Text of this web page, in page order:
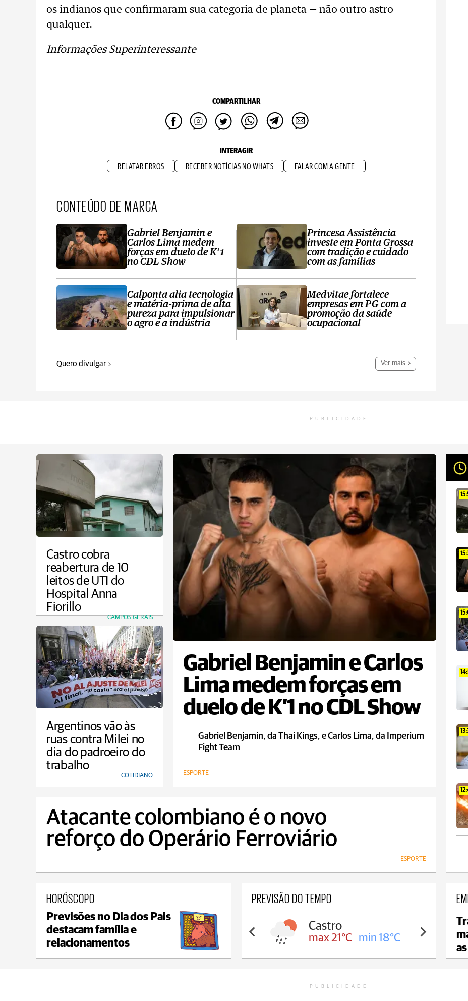
os indianos que confirmaram sua categoria de planeta — não outro astro
qualquer.
Informações Superinteressante
COMPARTILHAR
INTERAGIR
RELATAR ERROS RECEBER NOTÍCIAS NO WHATS FALAR COM A GENTE
CONTEÚDO DE MARCA
Gabriel Benjamin e
Carlos Lima medem
forças em duelo de K’1
no CDL Show
Calponta alia tecnologia
e matéria-prima de alta
pureza para impulsionar
o agro e a indústria
Princesa Assistência
investe em Ponta Grossa
com tradição e cuidado
com as famílias
Medvitae fortalece
empresas em PG com a
promoção da saúde
ocupacional
Quero divulgar Ver mais
PUBLICIDADE
Castro cobra
reabertura de 10
leitos de UTI do
Hospital Anna
Fiorillo
CAMPOS GERAIS
Gabriel Benjamin e Carlos
Lima medem forças em
duelo de K’1 no CDL Show
Gabriel Benjamin, da Thai Kings, e Carlos Lima, da Imperium
Fight Team
ESPORTE
Argentinos vão às
ruas contra Milei no
dia do padroeiro do
trabalho
COTIDIANO
Atacante colombiano é o novo
reforço do Operário Ferroviário
ESPORTE
HORÓSCOPO
Previsões no Dia dos Pais
destacam família e
relacionamentos
PREVISÃO DO TEMPO
Castro
max 21°C min 18°C
Carambeí
max 20°C min 18°C
PUBLICIDADE